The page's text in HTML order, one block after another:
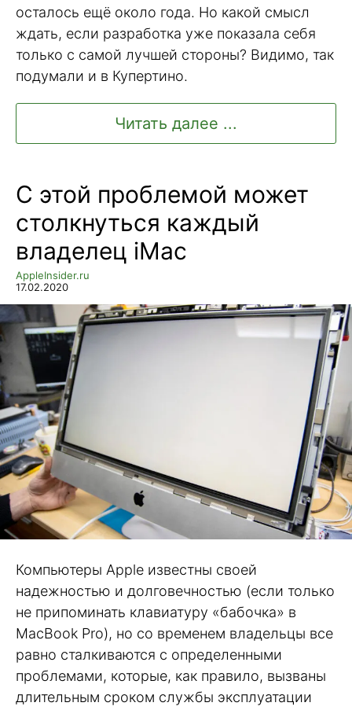
осталось ещё около года. Но какой смысл
ждать, если разработка уже показала себя
только с самой лучшей стороны? Видимо, так
подумали и в Купертино.
Читать далее ...
С этой проблемой может
столкнуться каждый
владелец iMac
AppleInsider.ru
17.02.2020
Компьютеры Apple известны своей
надежностью и долговечностью (если только
не припоминать клавиатуру «бабочка» в
MacBook Pro), но со временем владельцы все
равно сталкиваются с определенными
проблемами, которые, как правило, вызваны
длительным сроком службы эксплуатации